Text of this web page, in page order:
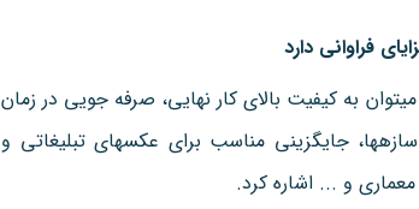
فراوانی دارد
از جمله مزایای طراحی سه بعدی در معماری داخلی می‎توان به کیفیت بالای کار نهایی، صرفه جویی در زمان
و هزینه، به تصویر کشیدن تمامی اجزای داخلی سازه‎ها‎، جایگزینی مناسب برای عکس‎ها‎ی تبلیغاتی و
و ... اشاره کرد.